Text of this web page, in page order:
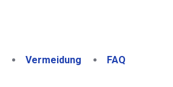
Vermeidung FAQ